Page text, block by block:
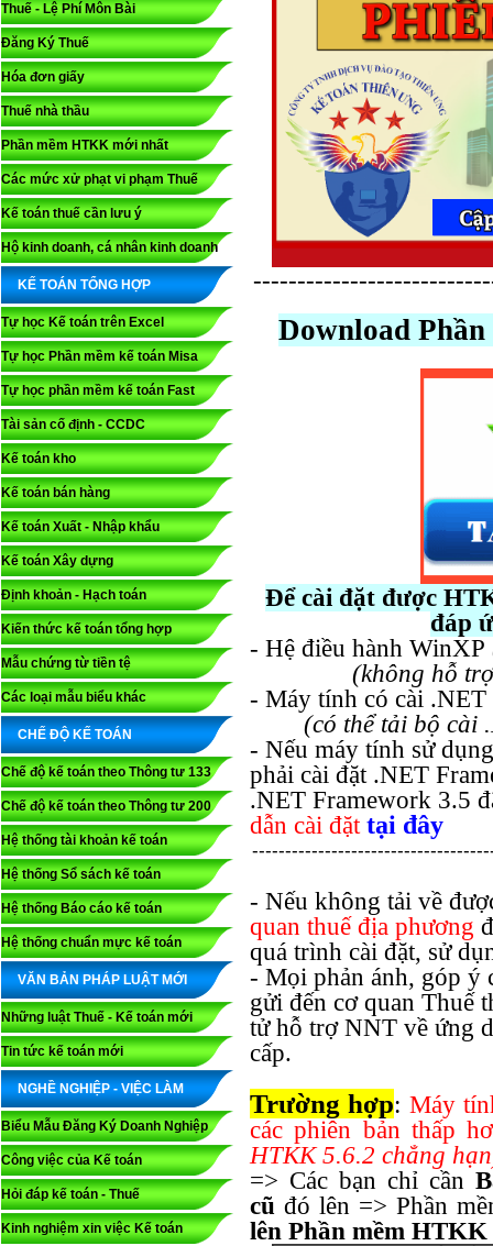
Thuế - Lệ Phí Môn Bài
Đăng Ký Thuế
Hóa đơn giấy
Thuế nhà thầu
Phần mềm HTKK mới nhất
Các mức xử phạt vi phạm Thuế
Kế toán thuế cần lưu ý
Hộ kinh doanh, cá nhân kinh doanh
KẾ TOÁN TỔNG HỢP
Tự học Kế toán trên Excel
Tự học Phần mềm kế toán Misa
Tự học phần mềm kế toán Fast
Tài sản cố định - CCDC
Kế toán kho
Kế toán bán hàng
Kế toán Xuất - Nhập khẩu
Kế toán Xây dựng
Định khoản - Hạch toán
Kiến thức kế toán tổng hợp
Mẫu chứng từ tiền tệ
Các loại mẫu biểu khác
CHẾ ĐỘ KẾ TOÁN
Chế độ kế toán theo Thông tư 133
Chế độ kế toán theo Thông tư 200
Hệ thống tài khoản kế toán
Hệ thống Sổ sách kế toán
Hệ thống Báo cáo kế toán
Hệ thống chuẩn mực kế toán
VĂN BẢN PHÁP LUẬT MỚI
Những luật Thuế - Kế toán mới
Tin tức kế toán mới
NGHỀ NGHIỆP - VIỆC LÀM
Biểu Mẫu Đăng Ký Doanh Nghiệp
Công việc của Kế toán
Hỏi đáp kế toán - Thuế
Kinh nghiệm xin việc Kế toán
Download
Để cài đặt được
đáp
- Hệ điều hành WinXP
(không hỗ
- Máy tính có cài
(có thể tải bộ cài
- Nếu máy tính sử
phải cài đặt .NET
.NET Framework 3.5
dẫn cài đặt tại đây
- Nếu không tải về
quan thuế địa phương
quá trình cài đặt, sử
- Mọi phản ánh, góp ý
gửi đến cơ quan Thuế
tử hỗ trợ NNT về ứng
cấp.
Trường hợp: Máy
các phiên bản thấp
HTKK 5.6.2 chẳng
=> Các bạn chỉ cần
cũ đó lên => Phần
lên Phần mềm